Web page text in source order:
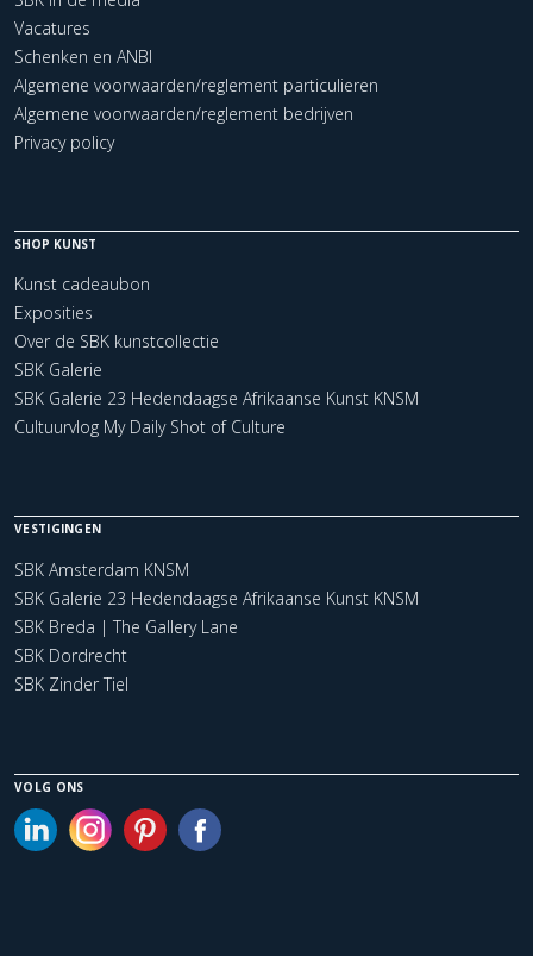
Vacatures
Schenken en ANBI
Algemene voorwaarden/reglement particulieren
Algemene voorwaarden/reglement bedrijven
Privacy policy
SHOP KUNST
Kunst cadeaubon
Exposities
Over de SBK kunstcollectie
SBK Galerie
SBK Galerie 23 Hedendaagse Afrikaanse Kunst KNSM
Cultuurvlog My Daily Shot of Culture
VESTIGINGEN
SBK Amsterdam KNSM
SBK Galerie 23 Hedendaagse Afrikaanse Kunst KNSM
SBK Breda | The Gallery Lane
SBK Dordrecht
SBK Zinder Tiel
VOLG ONS